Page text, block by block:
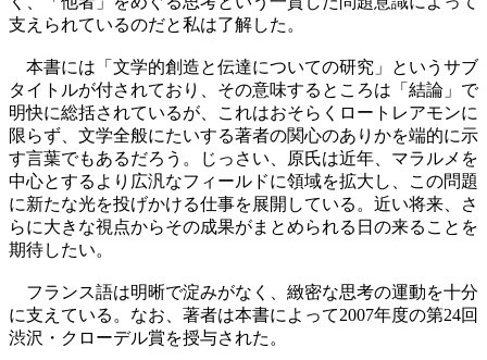
支えられているのだと私は了解した。
本書には「文学的創造と伝達についての研究」というサブ
タイトルが付されており、その意味するところは「結論」で
明快に総括されているが、これはおそらくロートレアモンに
限らず、文学全般にたいする著者の関心のありかを端的に示
す言葉でもあるだろう。じっさい、原氏は近年、マラルメを
中心とするより広汎なフィールドに領域を拡大し、この問題
に新たな光を投げかける仕事を展開している。近い将来、さ
らに大きな視点からその成果がまとめられる日の来ることを
期待したい。
フランス語は明晰で淀みがなく、緻密な思考の運動を十分
に支えている。なお、著者は本書によって2007年度の第24回
渋沢・クローデル賞を授与された。